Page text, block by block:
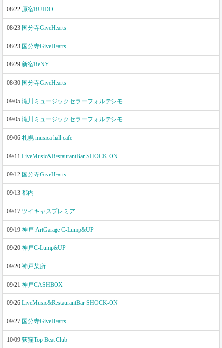
08/22 原宿RUIDO
08/23 国分寺GiveHearts
08/23 国分寺GiveHearts
08/29 新宿ReNY
08/30 国分寺GiveHearts
09/05 滝川ミュージックセラーフォルテシモ
09/05 滝川ミュージックセラーフォルテシモ
09/06 札幌 musica hall cafe
09/11 LiveMusic&RestaurantBar SHOCK-ON
09/12 国分寺GiveHearts
09/13 都内
09/17 ツイキャスプレミア
09/19 神戸 ArtGarage C-Lump&UP
09/20 神戸C-Lump&UP
09/20 神戸某所
09/21 神戸CASHBOX
09/26 LiveMusic&RestaurantBar SHOCK-ON
09/27 国分寺GiveHearts
10/09 荻窪Top Beat Club